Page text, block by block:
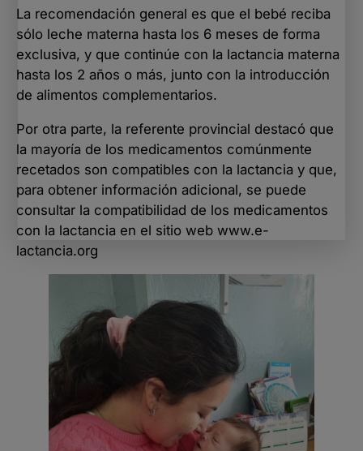
La recomendación general es que el bebé reciba
sólo leche materna hasta los 6 meses de forma
exclusiva, y que continúe con la lactancia materna
hasta los 2 años o más, junto con la introducción
de alimentos complementarios.
Por otra parte, la referente provincial destacó que
la mayoría de los medicamentos comúnmente
recetados son compatibles con la lactancia y que,
para obtener información adicional, se puede
consultar la compatibilidad de los medicamentos
con la lactancia en el sitio web www.e-
lactancia.org